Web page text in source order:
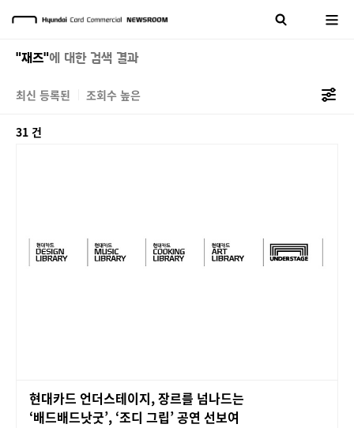
"재즈"에 대한 검색 결과
최신 등록된 조회수 높은
31 건
현대카드 언더스테이지, 장르를 넘나드는
‘배드배드낫굿’, ‘조디 그립’ 공연 선보여